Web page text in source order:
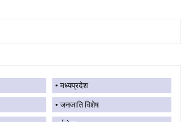
मध्यप्रदेश
जनजाति विशेष